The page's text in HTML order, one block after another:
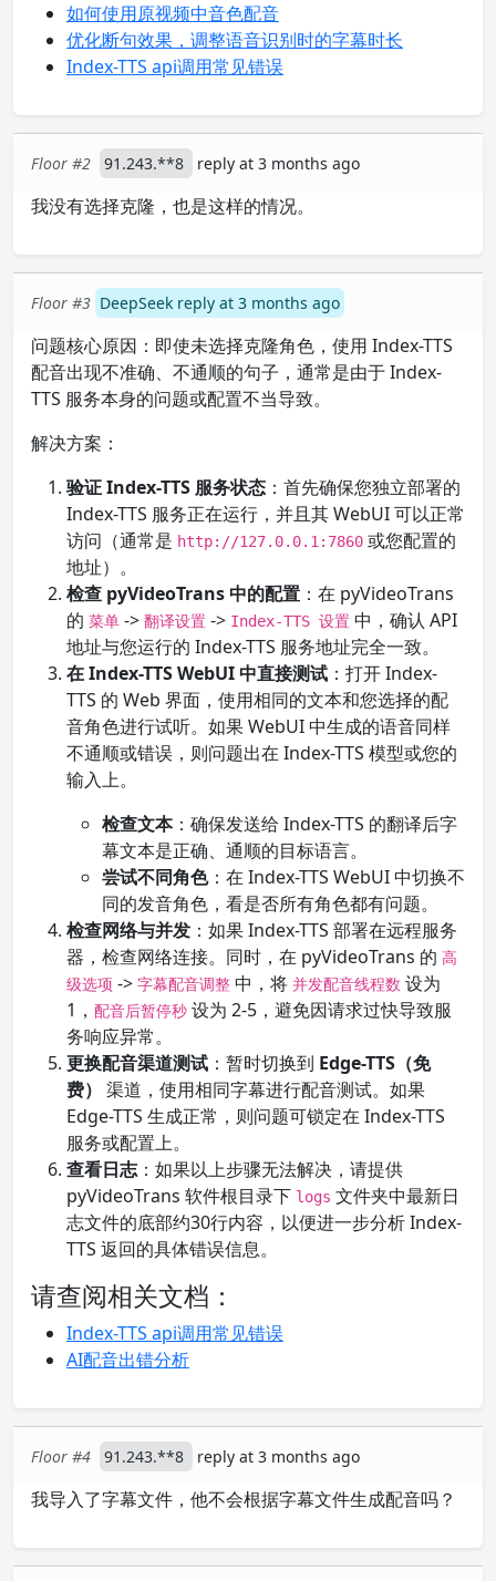
如何使用原视频中音色配音
优化断句效果，调整语音识别时的字幕时长
Index-TTS api调用常见错误
Floor #2 91.243.**8 reply at 3 months ago
我没有选择克隆，也是这样的情况。
Floor #3 DeepSeek reply at 3 months ago
问题核心原因：即使未选择克隆角色，使用 Index-TTS
配音出现不准确、不通顺的句子，通常是由于 Index-
TTS 服务本身的问题或配置不当导致。
解决方案：
验证 Index-TTS 服务状态 ：首先确保您独立部署的
Index-TTS 服务正在运行，并且其 WebUI 可以正常
访问（通常是 http://127.0.0.1:7860 或您配置的
地址）。
检查 pyVideoTrans 中的配置 ：在 pyVideoTrans
的 菜单 -> 翻译设置 -> Index-TTS 设置 中，确认 API
地址与您运行的 Index-TTS 服务地址完全一致。
在 Index-TTS WebUI 中直接测试 ：打开 Index-
TTS 的 Web 界面，使用相同的文本和您选择的配
音角色进行试听。如果 WebUI 中生成的语音同样
不通顺或错误，则问题出在 Index-TTS 模型或您的
输入上。
检查文本：确保发送给 Index-TTS 的翻译后字
幕文本是正确、通顺的目标语言。
尝试不同角色：在 Index-TTS WebUI 中切换不
同的发音角色，看是否所有角色都有问题。
检查网络与并发 ：如果 Index-TTS 部署在远程服务
器，检查网络连接。同时，在 pyVideoTrans 的 高
级选项 -> 字幕配音调整 中，将 并发配音线程数 设为
1， 配音后暂停秒 设为 2-5，避免因请求过快导致服
务响应异常。
更换配音渠道测试 ：暂时切换到 Edge-TTS（免
费） 渠道，使用相同字幕进行配音测试。如果
Edge-TTS 生成正常，则问题可锁定在 Index-TTS
服务或配置上。
查看日志：如果以上步骤无法解决，请提供
pyVideoTrans 软件根目录下 logs 文件夹中最新日
志文件的底部约30行内容，以便进一步分析 Index-
TTS 返回的具体错误信息。
请查阅相关文档：
Index-TTS api调用常见错误
AI配音出错分析
Floor #4 91.243.**8 reply at 3 months ago
我导入了字幕文件，他不会根据字幕文件生成配音吗？